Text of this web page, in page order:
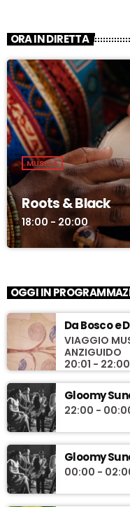
ORA IN DIRETTA
MUSICA
Roots & Black
18:00 - 20:00
OGGI IN
Da Bosco e
VIAGGIO
ANZIGUIDO
20:01 - 22:00
Gloomy
22:00 -
Gloomy
00:00 -